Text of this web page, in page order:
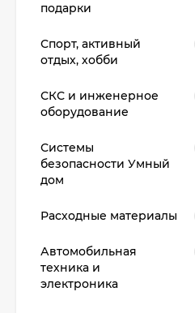
подарки
Спорт, активный
отдых, хобби
СКС и инженерное
оборудование
Системы
безопасности Умный
дом
Расходные материалы
Автомобильная
техника и
электроника